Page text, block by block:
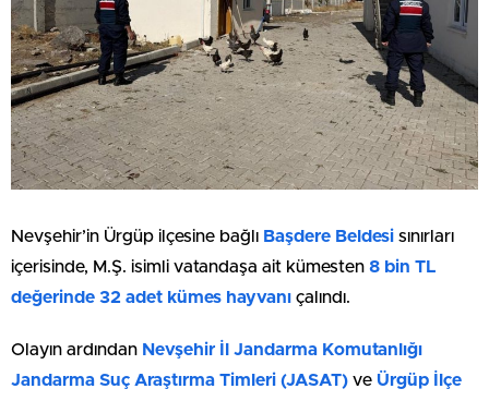
Nevşehir’in Ürgüp ilçesine bağlı Başdere Beldesi sınırları
içerisinde, M.Ş. isimli vatandaşa ait kümesten 8 bin TL
değerinde 32 adet kümes hayvanı çalındı.
Olayın ardından Nevşehir İl Jandarma Komutanlığı
Jandarma Suç Araştırma Timleri (JASAT) ve Ürgüp İlçe